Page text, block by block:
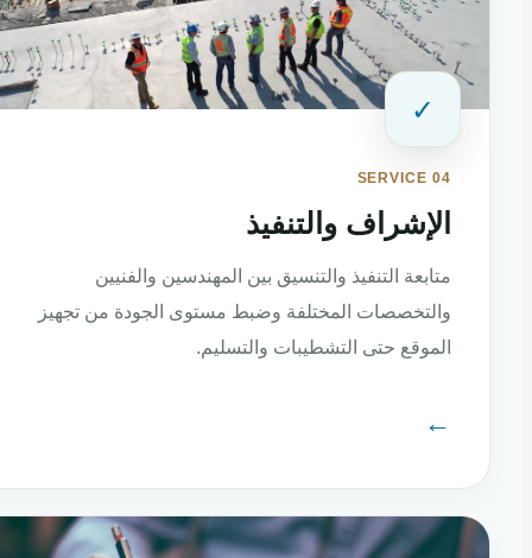
✓
SERVICE 04
الإشراف والتنفيذ
متابعة التنفيذ والتنسيق بين المهندسين والفنيين
والتخصصات المختلفة وضبط مستوى الجودة من تجهيز
الموقع حتى التشطيبات والتسليم.